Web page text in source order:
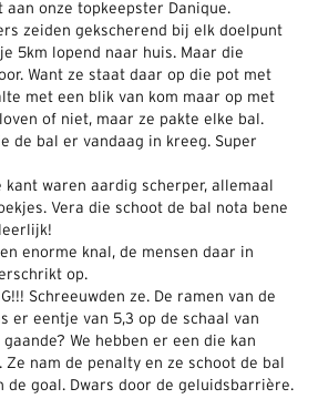
aan onze topkeepster Danique.
zeiden gekscherend bij elk doelpunt
5km lopend naar huis. Maar die
Want ze staat daar op die pot met
met een blik van kom maar op met
of niet, maar ze pakte elke bal.
de bal er vandaag in kreeg. Super
kant waren aardig scherper, allemaal
Vera die schoot de bal nota bene
enorme knal, de mensen daar in
op.
Schreeuwden ze. De ramen van de
er eentje van 5,3 op de schaal van
We hebben er een die kan
nam de penalty en ze schoot de bal
de goal. Dwars door de geluidsbarrière.